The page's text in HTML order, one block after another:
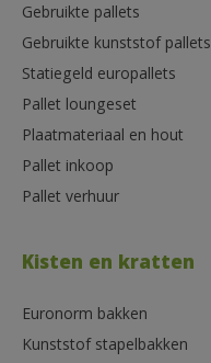
Gebruikte pallets
Gebruikte kunststof pallets
Statiegeld europallets
Pallet loungeset
Plaatmateriaal en hout
Pallet inkoop
Pallet verhuur
Kisten en kratten
Euronorm bakken
Kunststof stapelbakken